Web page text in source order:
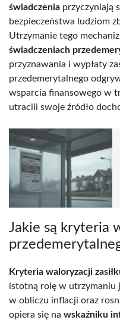
świadczenia przyczyniają
bezpieczeństwa ludziom
Utrzymanie tego
świadczeniach
przyznawania i wypłaty
przedemerytalnego
wsparcia finansowego w
utracili swoje źródło
Jakie są kryteria
Kryteria waloryzacji
istotną rolę w utrzymaniu
w obliczu inflacji oraz
opiera się na wskaźniku